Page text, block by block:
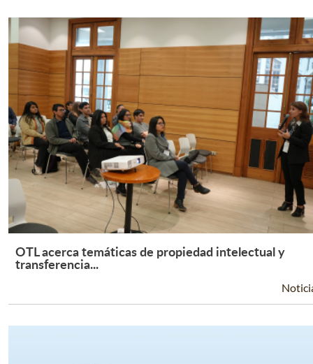
Leer Más +
OTL acerca temáticas de propiedad intelectual y
transferencia...